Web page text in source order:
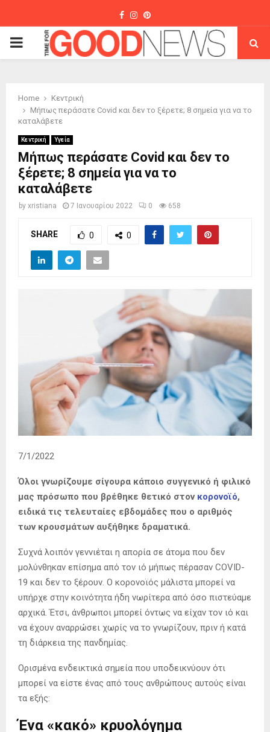
Facebook
Instagram
Pinterest
PRIMARY
Home
Κεντρική
Μήπως περάσατε Covid και δεν το ξέρετε; 8 σημεία για να το
καταλάβετε
Κεντρική Υγεία
Μήπως περάσατε Covid και δεν το
ξέρετε; 8 σημεία για να το
καταλάβετε
by xristiana 7 Ιανουαρίου 2022 0 658
SHARE 0 0
7/1/2022
Όλοι γνωρίζουμε σίγουρα κάποιο συγγενικό ή φιλικό
μας πρόσωπο που βρέθηκε θετικό στον κορονοϊό,
ειδικά τις τελευταίες εβδομάδες που ο αριθμός
των κρουσμάτων αυξήθηκε δραματικά.
Συχνά λοιπόν γεννιέται η απορία σε άτομα που δεν
μολύνθηκαν επίσημα από τον ιό μήπως πέρασαν COVID-
19 και δεν το ξέρουν. Ο κορονοϊός μάλιστα μπορεί να
υπήρχε στην κοινότητα ήδη νωρίτερα από όσο πιστεύαμε
αρχικά. Έτσι, άνθρωποι μπορεί όντως να είχαν τον ιό και
να έχουν αναρρώσει χωρίς να το γνωρίζουν, πριν ή κατά
τη διάρκεια της πανδημίας.
Ορισμένα ενδεικτικά σημεία που υποδεικνύουν ότι
μπορεί να είστε ένας από τους ανθρώπους αυτούς είναι
τα εξής:
Ένα «κακό» κρυολόγημα